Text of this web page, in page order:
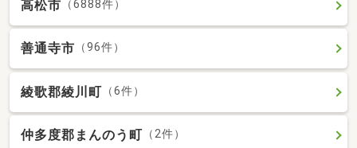
高松市 （6888件）
善通寺市 （96件）
綾歌郡綾川町 （6件）
仲多度郡まんのう町 （2件）